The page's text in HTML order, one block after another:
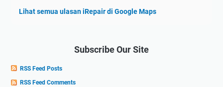
Lihat semua ulasan iRepair di Google Maps
Subscribe Our Site
RSS Feed Posts
RSS Feed Comments